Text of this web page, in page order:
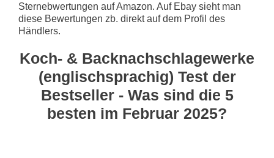
Sternebwertungen auf Amazon. Auf Ebay sieht man
diese Bewertungen zb. direkt auf dem Profil des
Händlers.
Koch- & Backnachschlagewerke
(englischsprachig) Test der
Bestseller - Was sind die 5
besten im Februar 2025?